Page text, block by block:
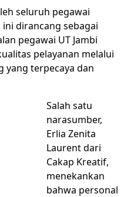
seluruh pegawai
dirancang sebagai
pegawai UT Jambi
pelayanan melalui
yang terpecaya dan
Salah satu
narasumber,
Erlia Zenita
Laurent dari
Cakap Kreatif,
menekankan
bahwa personal